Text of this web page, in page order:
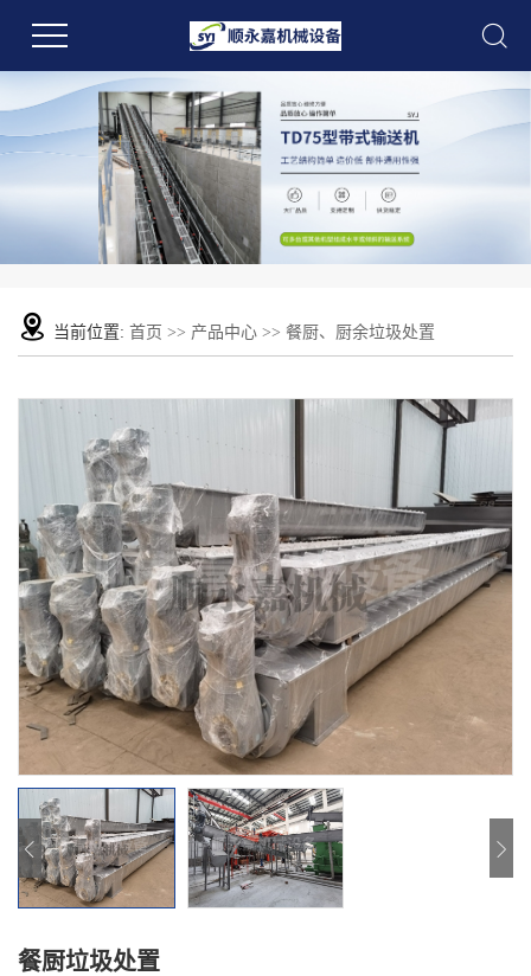
当前位置: 首页 >> 产品中心 >> 餐厨、厨余垃圾处置
餐厨垃圾处置